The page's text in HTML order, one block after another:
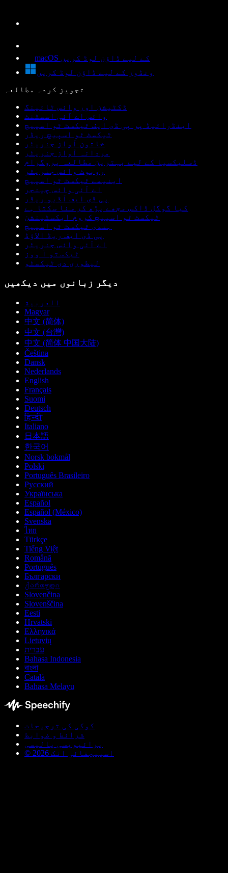
macOS کے لیے ڈاؤن لوڈ کریں
ونڈوز کے لیے ڈاؤن لوڈ کریں
تجویز کردہ مطالعہ
ڈکٹیشن اور وائس ٹائپنگ
وائس اے آئی اسسٹنٹ
اینڈرائیڈ پر پی ڈی ایف ٹیکسٹ ٹو اسپیچ
ٹیکسٹ ٹو اسپیچ ریڈر
خاتون آواز جنریٹر
مردانہ آواز جنریٹر
ڈسلیکسیا کے لیے بہترین مطالعہ پروگرام
روبوٹ وائس جنریٹر
اینیمے ٹیکسٹ ٹو اسپیچ
اے آئی وائس چینجر
پی ڈی ایف آڈیو ریڈر
کیا گوگل ڈاکس مجھے پڑھ کر سنا سکتا ہے
ٹیکسٹ ٹو اسپیچ کروم ایکسٹینشن
ہندی ٹیکسٹ ٹو اسپیچ
پی ڈی ایف ریڈ الاؤڈ
اے آئی وائس جنریٹر
ٹیکستو آ ووز
لیطوری دی ٹیکسٹو
دیگر زبانوں میں دیکھیں
العربية
Magyar
中文 (简体)
中文 (台灣)
中文 (简体 中国大陆)
Čeština
Dansk
Nederlands
English
Français
Suomi
Deutsch
हिन्दी
Italiano
日本語
한국어
Norsk bokmål
Polski
Português Brasileiro
Русский
Українська
Español
Español (México)
Svenska
ไทย
Türkçe
Tiếng Việt
Română
Português
Български
ქართული
Slovenčina
Slovenščina
Eesti
Hrvatski
Ελληνικά
Lietuvių
עברית
Bahasa Indonesia
বাংলা
Català
Bahasa Melayu
کوکی کی ترجیحات
شرائط و ضوابط
پرائیویسی پالیسی
© اسپیچفائی انک 2026